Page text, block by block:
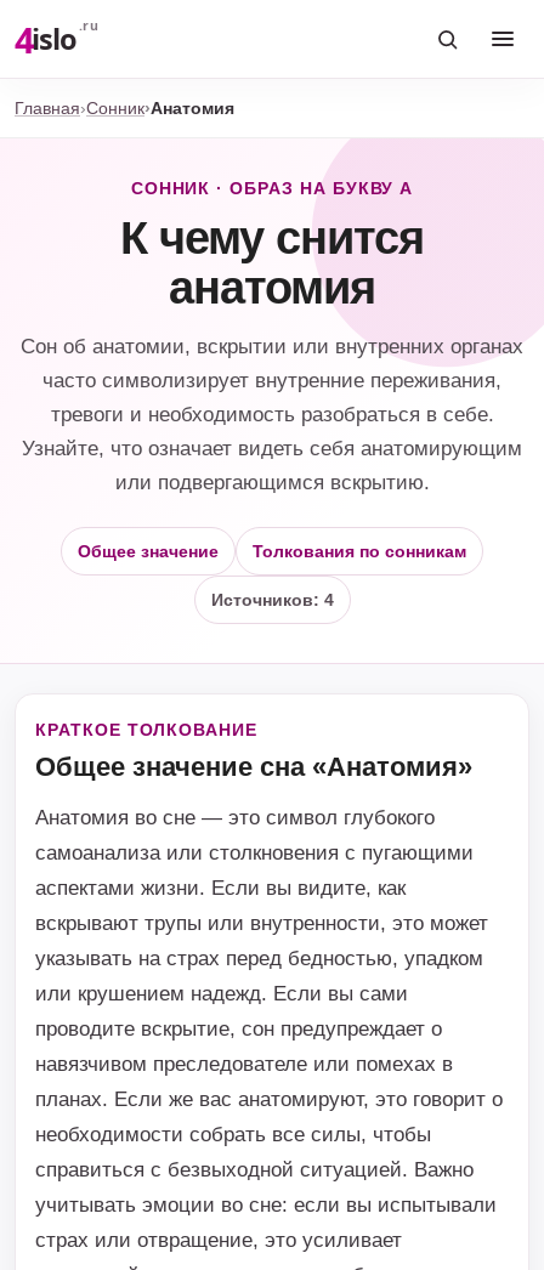
4islo .ru
Главная Сонник Анатомия
СОННИК · ОБРАЗ НА БУКВУ А
К чему снится
анатомия
Сон об анатомии, вскрытии или внутренних органах
часто символизирует внутренние переживания,
тревоги и необходимость разобраться в себе.
Узнайте, что означает видеть себя анатомирующим
или подвергающимся вскрытию.
Общее значение Толкования по сонникам
Источников: 4
КРАТКОЕ ТОЛКОВАНИЕ
Общее значение сна «Анатомия»
Анатомия во сне — это символ глубокого
самоанализа или столкновения с пугающими
аспектами жизни. Если вы видите, как
вскрывают трупы или внутренности, это может
указывать на страх перед бедностью, упадком
или крушением надежд. Если вы сами
проводите вскрытие, сон предупреждает о
навязчивом преследователе или помехах в
планах. Если же вас анатомируют, это говорит о
необходимости собрать все силы, чтобы
справиться с безвыходной ситуацией. Важно
учитывать эмоции во сне: если вы испытывали
страх или отвращение, это усиливает